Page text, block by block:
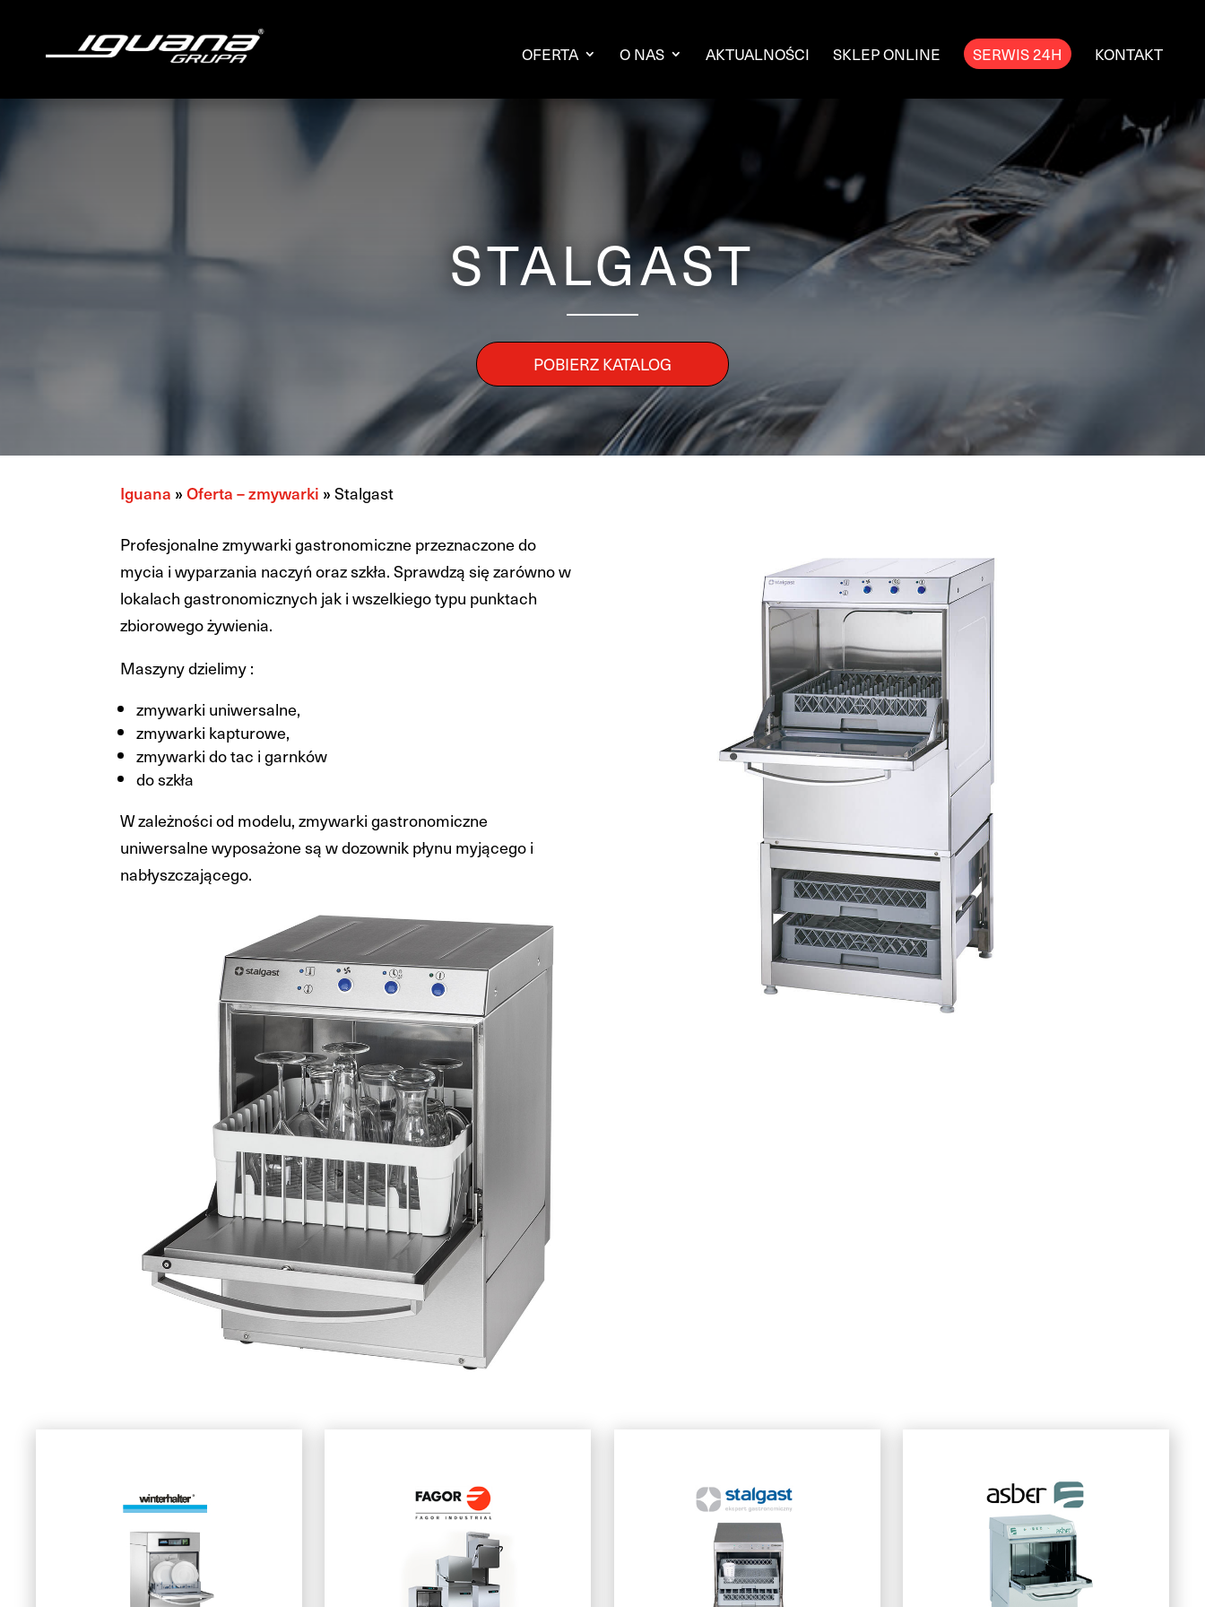
OFERTA O NAS AKTUALNOŚCI SKLEP ONLINE SERWIS 24H KONTAKT
STALGAST
POBIERZ KATALOG
Iguana »Oferta – zmywarki »Stalgast
Profesjonalne zmywarki gastronomiczne przeznaczone do
mycia i wyparzania naczyń oraz szkła. Sprawdzą się zarówno w
lokalach gastronomicznych jak i wszelkiego typu punktach
zbiorowego żywienia.
Maszyny dzielimy :
zmywarki uniwersalne,
zmywarki kapturowe,
zmywarki do tac i garnków
do szkła
W zależności od modelu, zmywarki gastronomiczne
uniwersalne wyposażone są w dozownik płynu myjącego i
nabłyszczającego.